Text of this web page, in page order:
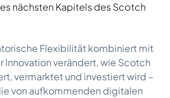
nächsten Kapitels des Scotch
Flexibilität kombiniert mit
verändert, wie Scotch
vermarktet und investiert wird –
von aufkommenden digitalen